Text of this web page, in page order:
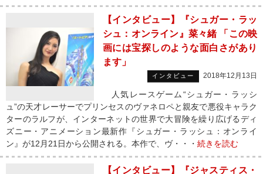
【インタビュー】『シュガー・ラッ
シュ：オンライン』菜々緒 「この映
画には宝探しのような面白さがあり
ます」
インタビュー 2018年12月13日
人気レースゲーム“シュガー・ラッシ
ュ”の天才レーサーでプリンセスのヴァネロペと親友で悪役キャラク
ターのラルフが、インターネットの世界で大冒険を繰り広げるディ
ズニー・アニメーション最新作『シュガー・ラッシュ：オンライ
ン』が12月21日から公開される。本作で、ヴ・・・ 続きを読む
【インタビュー】『ジャスティス・